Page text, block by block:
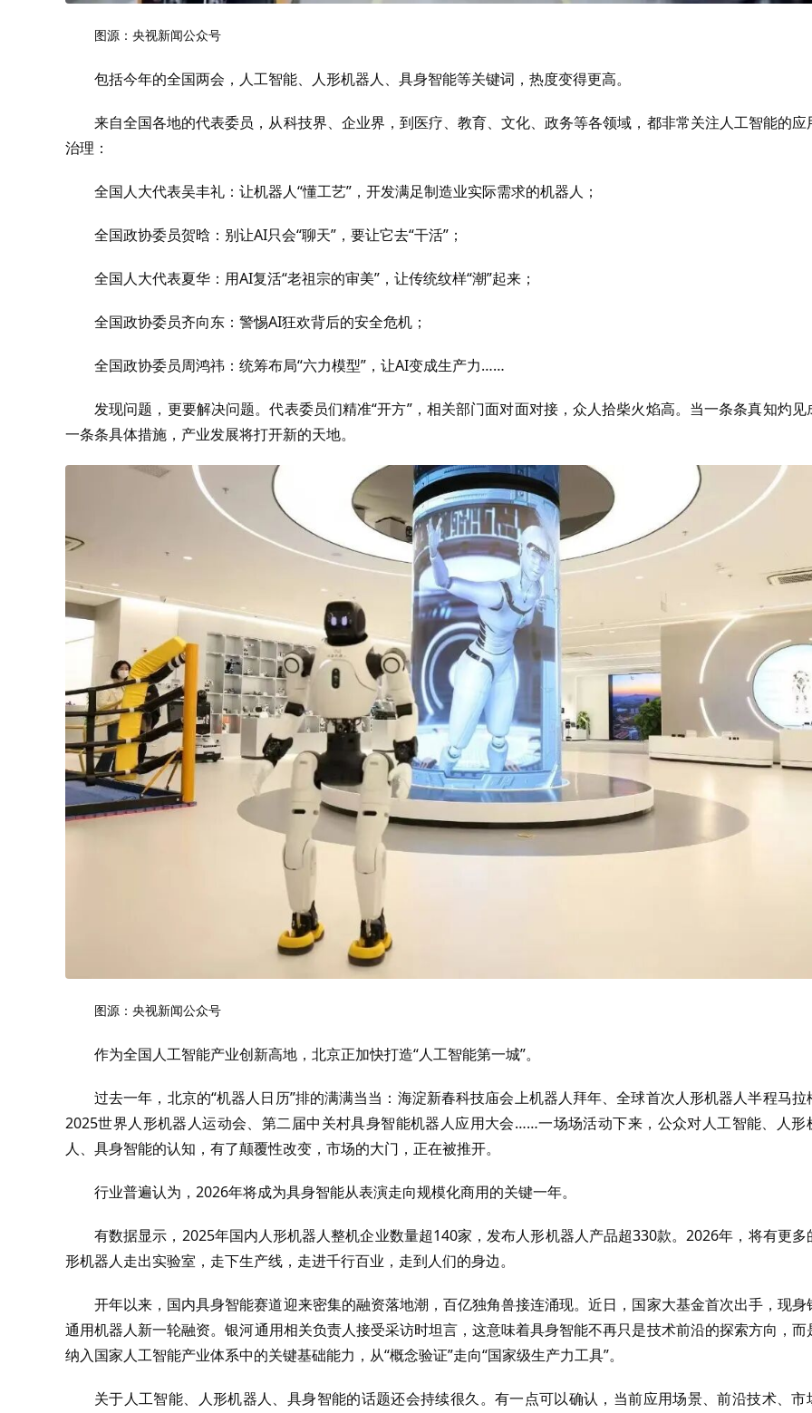
图源：央视新闻公众号
包括今年的全国两会，人工智能、人形机器人、具身智能等关键词，热度变得更高。
来自全国各地的代表委员，从科技界、企业界，到医疗、教育、文化、政务等各领域，都非常关注人工智能的应
治理：
全国人大代表吴丰礼：让机器人“懂工艺”，开发满足制造业实际需求的机器人；
全国政协委员贺晗：别让AI只会“聊天”，要让它去“干活”；
全国人大代表夏华：用AI复活“老祖宗的审美”，让传统纹样“潮”起来；
全国政协委员齐向东：警惕AI狂欢背后的安全危机；
全国政协委员周鸿祎：统筹布局“六力模型”，让AI变成生产力……
发现问题，更要解决问题。代表委员们精准“开方”，相关部门面对面对接，众人拾柴火焰高。当一条条真知灼见
一条条具体措施，产业发展将打开新的天地。
图源：央视新闻公众号
作为全国人工智能产业创新高地，北京正加快打造“人工智能第一城”。
过去一年，北京的“机器人日历”排的满满当当：海淀新春科技庙会上机器人拜年、全球首次人形机器人半程马拉
2025世界人形机器人运动会、第二届中关村具身智能机器人应用大会……一场场活动下来，公众对人工智能、人形
人、具身智能的认知，有了颠覆性改变，市场的大门，正在被推开。
行业普遍认为，2026年将成为具身智能从表演走向规模化商用的关键一年。
有数据显示，2025年国内人形机器人整机企业数量超140家，发布人形机器人产品超330款。2026年，将有更多
形机器人走出实验室，走下生产线，走进千行百业，走到人们的身边。
开年以来，国内具身智能赛道迎来密集的融资落地潮，百亿独角兽接连涌现。近日，国家大基金首次出手，现身
通用机器人新一轮融资。银河通用相关负责人接受采访时坦言，这意味着具身智能不再只是技术前沿的探索方向，而
纳入国家人工智能产业体系中的关键基础能力，从“概念验证”走向“国家级生产力工具”。
关于人工智能、人形机器人、具身智能的话题还会持续很久。有一点可以确认，当前应用场景、前沿技术、市